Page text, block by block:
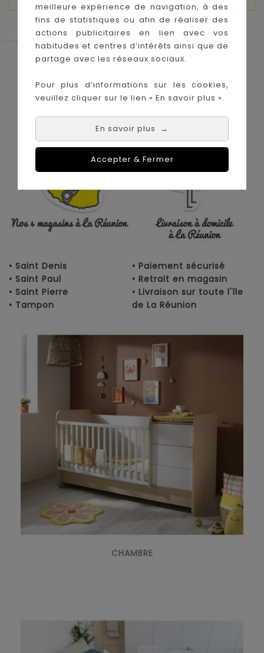
meilleure expérience de navigation, à des
fins de statistiques ou afin de réaliser des
actions publicitaires en lien avec vos
habitudes et centres d’intérêts ainsi que de
partage avec les réseaux sociaux.
Pour plus d’informations sur les cookies,
veuillez cliquer sur le lien « En savoir plus ».
En savoir plus →
Accepter & Fermer
Le Coin des Petits propose les plus
meilleurs prix sur l'île de la Réunion !
La Réunion :
• Saint Denis
• Saint Paul
• Saint Pierre
• Tampon
• Paiement sécurisé
• Retrait en magasin
• Livraison sur toute l'île
de La Réunion
CHAMBRE